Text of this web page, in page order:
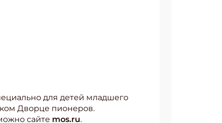
для детей младшего
Дворце пионеров.
сайте mos.ru.